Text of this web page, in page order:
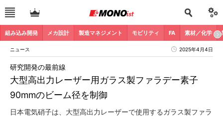
組み込み開発 メカ設計 製造マネジメント モビリティ FA 素材／化学
ニュース 2025年4月4日
大型高出力レーザー用ガラス製ファラデー素子
90mmのビーム径を制御
研究開発の最前線
日本電気硝子は、大型高出力レーザーで使用するガラス製ファラ